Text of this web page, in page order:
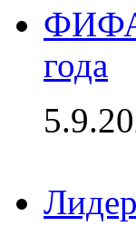
ФИФА
года